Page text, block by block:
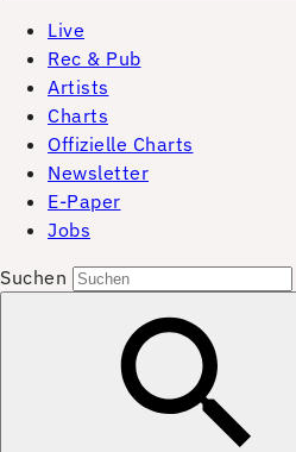
Live
Rec & Pub
Artists
Charts
Offizielle Charts
Newsletter
E-Paper
Jobs
Suchen